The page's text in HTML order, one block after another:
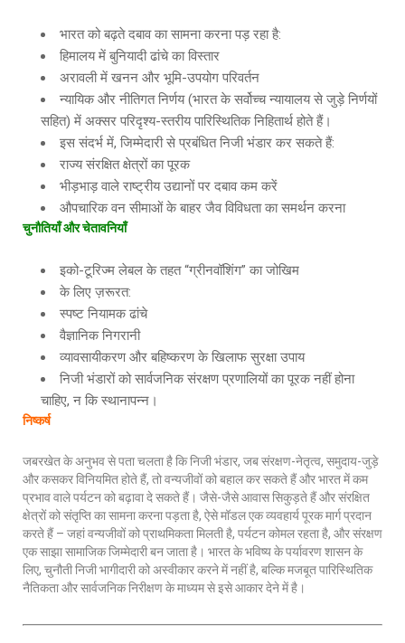
भारत को बढ़ते दबाव का सामना करना पड़ रहा है:
हिमालय में बुनियादी ढांचे का विस्तार
अरावली में खनन और भूमि-उपयोग परिवर्तन
न्यायिक और नीतिगत निर्णय (भारत के सर्वोच्च न्यायालय से जुड़े निर्णयों
सहित) में अक्सर परिदृश्य-स्तरीय पारिस्थितिक निहितार्थ होते हैं।
इस संदर्भ में, जिम्मेदारी से प्रबंधित निजी भंडार कर सकते हैं:
राज्य संरक्षित क्षेत्रों का पूरक
भीड़भाड़ वाले राष्ट्रीय उद्यानों पर दबाव कम करें
औपचारिक वन सीमाओं के बाहर जैव विविधता का समर्थन करना
चुनौतियाँ और चेतावनियाँ
इको-टूरिज्म लेबल के तहत “ग्रीनवॉशिंग” का जोखिम
के लिए ज़रूरत:
स्पष्ट नियामक ढांचे
वैज्ञानिक निगरानी
व्यावसायीकरण और बहिष्करण के खिलाफ सुरक्षा उपाय
निजी भंडारों को सार्वजनिक संरक्षण प्रणालियों का पूरक नहीं होना
चाहिए, न कि स्थानापन्न।
निष्कर्ष
जबरखेत के अनुभव से पता चलता है कि निजी भंडार, जब संरक्षण-नेतृत्व, समुदाय-जुड़े
और कसकर विनियमित होते हैं, तो वन्यजीवों को बहाल कर सकते हैं और भारत में कम
प्रभाव वाले पर्यटन को बढ़ावा दे सकते हैं। जैसे-जैसे आवास सिकुड़ते हैं और संरक्षित
क्षेत्रों को संतृप्ति का सामना करना पड़ता है, ऐसे मॉडल एक व्यवहार्य पूरक मार्ग प्रदान
करते हैं – जहां वन्यजीवों को प्राथमिकता मिलती है, पर्यटन कोमल रहता है, और संरक्षण
एक साझा सामाजिक जिम्मेदारी बन जाता है। भारत के भविष्य के पर्यावरण शासन के
लिए, चुनौती निजी भागीदारी को अस्वीकार करने में नहीं है, बल्कि मजबूत पारिस्थितिक
नैतिकता और सार्वजनिक निरीक्षण के माध्यम से इसे आकार देने में है।